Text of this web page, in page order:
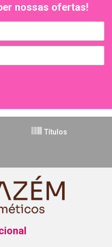
nossas ofertas!
Títulos